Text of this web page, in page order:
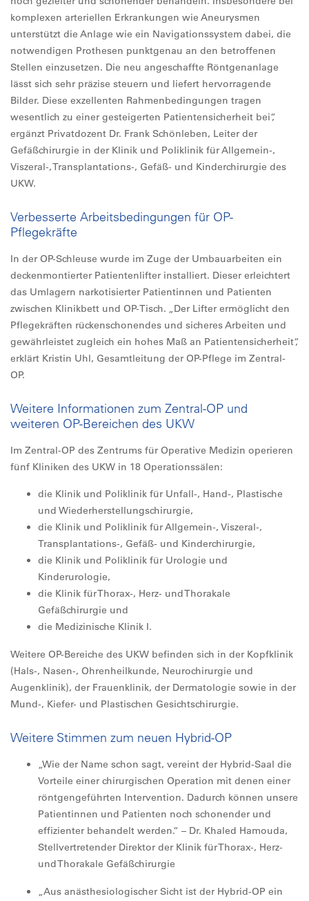
komplexen arteriellen Erkrankungen wie Aneurysmen
unterstützt die Anlage wie ein Navigationssystem dabei, die
notwendigen Prothesen punktgenau an den betroffenen
Stellen einzusetzen. Die neu angeschaffte Röntgenanlage
lässt sich sehr präzise steuern und liefert hervorragende
Bilder. Diese exzellenten Rahmenbedingungen tragen
wesentlich zu einer gesteigerten Patientensicherheit bei“,
ergänzt Privatdozent Dr. Frank Schönleben, Leiter der
Gefäßchirurgie in der Klinik und Poliklinik für Allgemein-,
Viszeral-, Transplantations-, Gefäß- und Kinderchirurgie des
UKW.
Verbesserte Arbeitsbedingungen für OP-
Pflegekräfte
In der OP-Schleuse wurde im Zuge der Umbauarbeiten ein
deckenmontierter Patientenlifter installiert. Dieser erleichtert
das Umlagern narkotisierter Patientinnen und Patienten
zwischen Klinikbett und OP-Tisch. „Der Lifter ermöglicht den
Pflegekräften rückenschonendes und sicheres Arbeiten und
gewährleistet zugleich ein hohes Maß an Patientensicherheit“,
erklärt Kristin Uhl, Gesamtleitung der OP-Pflege im Zentral-
OP.
Weitere Informationen zum Zentral-OP und
weiteren OP-Bereichen des UKW
Im Zentral-OP des Zentrums für Operative Medizin operieren
fünf Kliniken des UKW in 18 Operationssälen:
die Klinik und Poliklinik für Unfall-, Hand-, Plastische
und Wiederherstellungschirurgie,
die Klinik und Poliklinik für Allgemein-, Viszeral-,
Transplantations-, Gefäß- und Kinderchirurgie,
die Klinik und Poliklinik für Urologie und
Kinderurologie,
die Klinik für Thorax-, Herz- und Thorakale
Gefäßchirurgie und
die Medizinische Klinik I.
Weitere OP-Bereiche des UKW befinden sich in der Kopfklinik
(Hals-, Nasen-, Ohrenheilkunde, Neurochirurgie und
Augenklinik), der Frauenklinik, der Dermatologie sowie in der
Mund-, Kiefer- und Plastischen Gesichtschirurgie.
Weitere Stimmen zum neuen Hybrid-OP
„Wie der Name schon sagt, vereint der Hybrid-Saal die
Vorteile einer chirurgischen Operation mit denen einer
röntgengeführten Intervention. Dadurch können unsere
Patientinnen und Patienten noch schonender und
effizienter behandelt werden.“ – Dr. Khaled Hamouda,
Stellvertretender Direktor der Klinik für Thorax-, Herz-
und Thorakale Gefäßchirurgie
„Aus anästhesiologischer Sicht ist der Hybrid-OP ein